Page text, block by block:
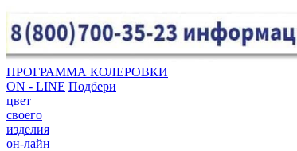
ПРОГРАММА КОЛЕРОВКИ
ON - LINE Подбери
цвет
своего
изделия
он-лайн